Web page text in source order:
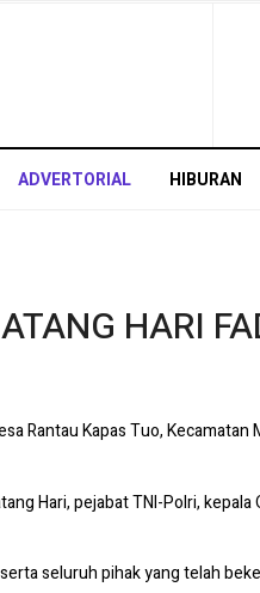
ADVERTORIAL HIBURAN
HARI
Rantau Kapas Tuo, Kecamatan
Hari, pejabat TNI-Polri, kepala
seluruh pihak yang telah